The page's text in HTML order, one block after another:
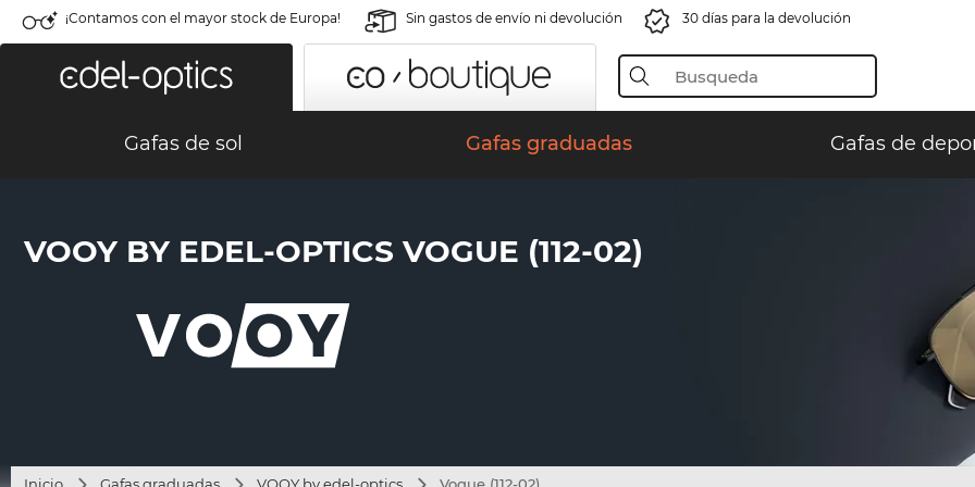
¡Contamos con el mayor stock de Europa! Sin gastos de envío ni devolución 30 días para la devolución
Gafas de sol Gafas graduadas Gafas de
VOOY BY EDEL-OPTICS VOGUE (112-02)